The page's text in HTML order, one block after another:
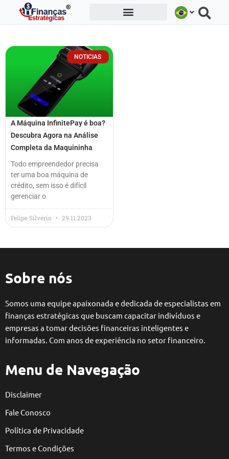
NOTICIAS
A Máquina InfinitePay é boa?
Descubra Agora na Análise
Completa da Maquininha
Todo empreendedor precisa
ter uma boa máquina de
crédito, sem isso é difícil
gerenciar o
Felipe Silvério 29.11.2023
Sobre nós
Somos uma equipe apaixonada e dedicada de especialistas em
finanças estratégicas que buscam capacitar indivíduos e
empresas a tomar decisões financeiras inteligentes e
informadas. Com anos de experiência no setor financeiro.
Menu de Navegação
Disclaimer
Fale Conosco
Política de Privacidade
Termos e Condições